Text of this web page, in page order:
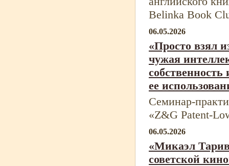
Belinka Book
06.05.2026
«Просто взял
чужая
собственность
ее
Семинар-
«Z&G Patent-
06.05.2026
«Микаэл
советской